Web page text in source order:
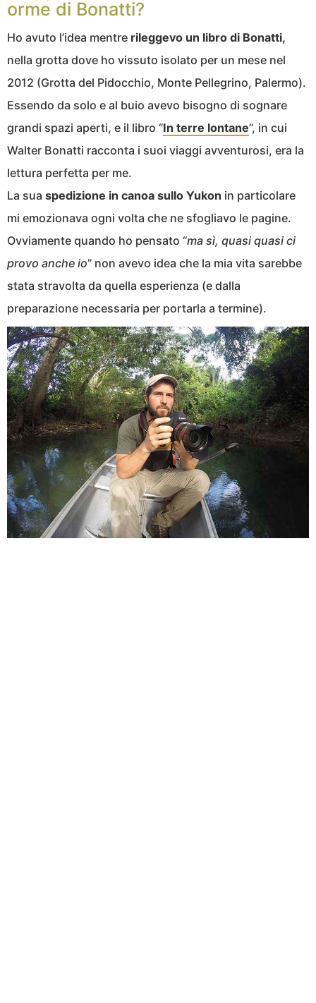
orme di Bonatti?
Ho avuto l’idea mentre rileggevo un libro di Bonatti,
nella grotta dove ho vissuto isolato per un mese nel
2012 (Grotta del Pidocchio, Monte Pellegrino, Palermo).
Essendo da solo e al buio avevo bisogno di sognare
grandi spazi aperti, e il libro “In terre lontane”, in cui
Walter Bonatti racconta i suoi viaggi avventurosi, era la
lettura perfetta per me.
La sua spedizione in canoa sullo Yukon in particolare
mi emozionava ogni volta che ne sfogliavo le pagine.
Ovviamente quando ho pensato “ma sì, quasi quasi ci
provo anche io” non avevo idea che la mia vita sarebbe
stata stravolta da quella esperienza (e dalla
preparazione necessaria per portarla a termine).